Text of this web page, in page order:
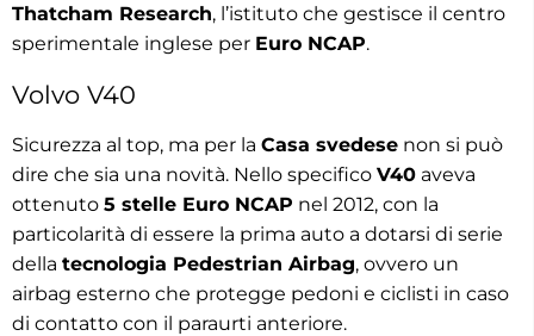
Thatcham Research, l’istituto che gestisce il centro
sperimentale inglese per Euro NCAP.
Volvo V40
Sicurezza al top, ma per la Casa svedese non si può
dire che sia una novità. Nello specifico V40 aveva
ottenuto 5 stelle Euro NCAP nel 2012, con la
particolarità di essere la prima auto a dotarsi di serie
della tecnologia Pedestrian Airbag, ovvero un
airbag esterno che protegge pedoni e ciclisti in caso
di contatto con il paraurti anteriore.